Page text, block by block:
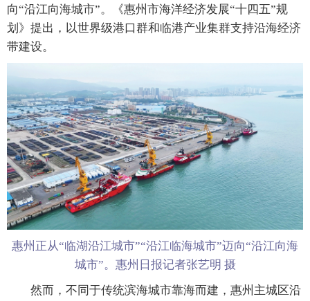
向“沿江向海城市”。《惠州市海洋经济发展“十四五”规
划》提出，以世界级港口群和临港产业集群支持沿海经济
带建设。
惠州正从“临湖沿江城市”“沿江临海城市”迈向“沿江向海
城市”。惠州日报记者张艺明 摄
然而，不同于传统滨海城市靠海而建，惠州主城区沿